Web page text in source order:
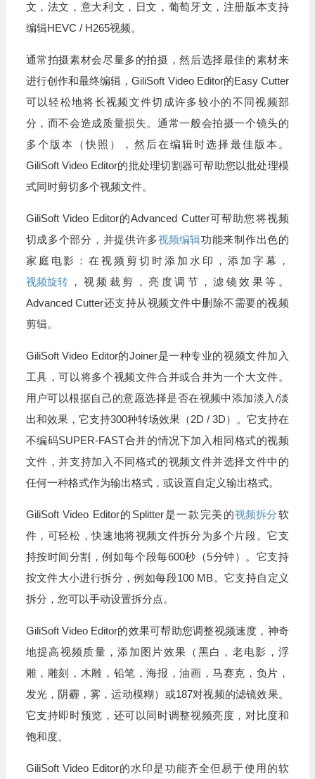
文，法文，意大利文，日文，葡萄牙文，注册版本支持
编辑HEVC / H265视频。
通常拍摄素材会尽量多的拍摄，然后选择最佳的素材来
进行创作和最终编辑，GiliSoft Video Editor的Easy Cutter
可以轻松地将长视频文件切成许多较小的不同视频部
分，而不会造成质量损失。通常一般会拍摄一个镜头的
多个版本（快照），然后在编辑时选择最佳版本。
GiliSoft Video Editor的批处理切割器可帮助您以批处理模
式同时剪切多个视频文件。
GiliSoft Video Editor的Advanced Cutter可帮助您将视频
切成多个部分，并提供许多视频编辑功能来制作出色的
家庭电影：在视频剪切时添加水印，添加字幕，
视频旋转，视频裁剪，亮度调节，滤镜效果等。
Advanced Cutter还支持从视频文件中删除不需要的视频
剪辑。
GiliSoft Video Editor的Joiner是一种专业的视频文件加入
工具，可以将多个视频文件合并或合并为一个大文件。
用户可以根据自己的意愿选择是否在视频中添加淡入/淡
出和效果，它支持300种转场效果（2D / 3D）。它支持在
不编码SUPER-FAST合并的情况下加入相同格式的视频
文件，并支持加入不同格式的视频文件并选择文件中的
任何一种格式作为输出格式，或设置自定义输出格式。
GiliSoft Video Editor的Splitter是一款完美的视频拆分软
件，可轻松，快速地将视频文件拆分为多个片段。它支
持按时间分割，例如每个段每600秒（5分钟）。它支持
按文件大小进行拆分，例如每段100 MB。它支持自定义
拆分，您可以手动设置拆分点。
GiliSoft Video Editor的效果可帮助您调整视频速度，神奇
地提高视频质量，添加图片效果（黑白，老电影，浮
雕，雕刻，木雕，铅笔，海报，油画，马赛克，负片，
发光，阴霾，雾，运动模糊）或187对视频的滤镜效果。
它支持即时预览，还可以同时调整视频亮度，对比度和
饱和度。
GiliSoft Video Editor的水印是功能齐全但易于使用的软